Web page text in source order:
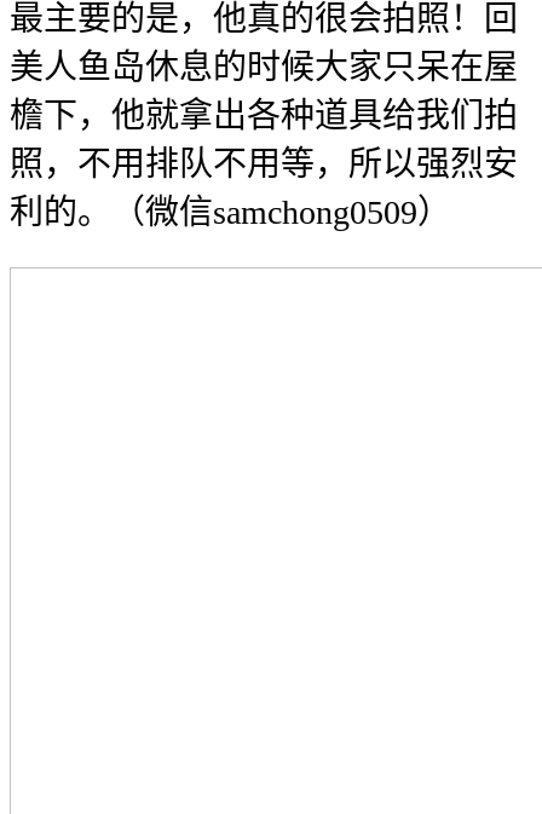
最主要的是，他真的很会拍照！回
美人鱼岛休息的时候大家只呆在屋
檐下，他就拿出各种道具给我们拍
照，不用排队不用等，所以强烈安
利的。（微信samchong0509）